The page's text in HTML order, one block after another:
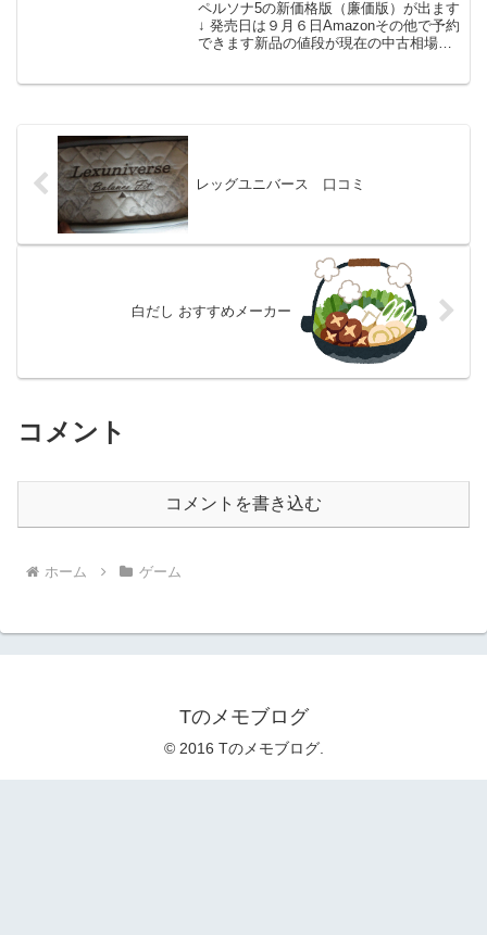
ペルソナ5の新価格版（廉価版）が出ます
↓ 発売日は９月６日Amazonその他で予約
できます新品の値段が現在の中古相場よ
レッグユニバース 口コミ
白だし おすすめメーカー
コメント
コメントを書き込む
ホーム ゲーム
Tのメモブログ
© 2016 Tのメモブログ.